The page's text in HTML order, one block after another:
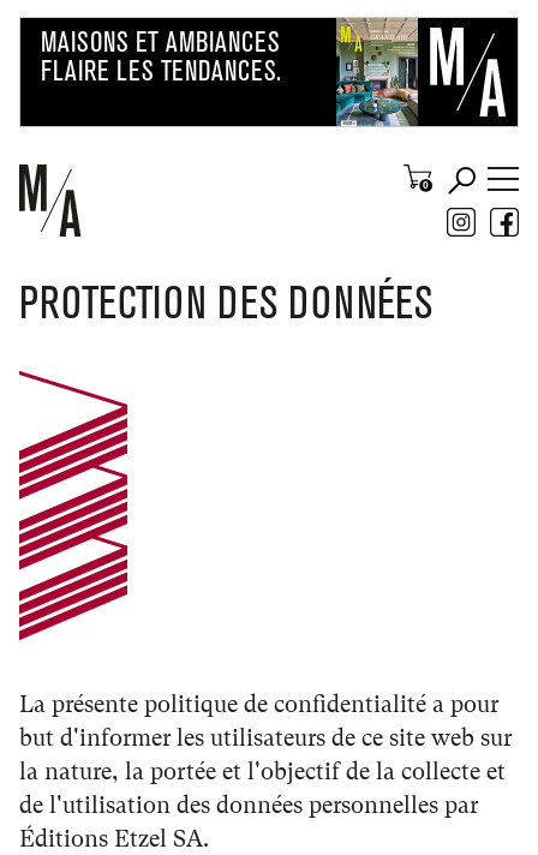
PROTECTION DES DONNÉES
La présente politique de confidentialité a pour
but d'informer les utilisateurs de ce site web sur
la nature, la portée et l'objectif de la collecte et
de l'utilisation des données personnelles par
Éditions Etzel SA.